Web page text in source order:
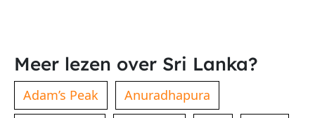
Meer lezen over Sri Lanka?
Adam’s Peak
Anuradhapura